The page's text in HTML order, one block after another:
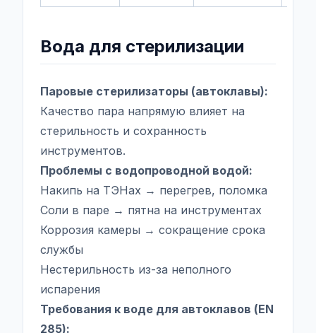
Вода для стерилизации
Паровые стерилизаторы (автоклавы):
Качество пара напрямую влияет на
стерильность и сохранность
инструментов.
Проблемы с водопроводной водой:
Накипь на ТЭНах → перегрев, поломка
Соли в паре → пятна на инструментах
Коррозия камеры → сокращение срока
службы
Нестерильность из-за неполного
испарения
Требования к воде для автоклавов (EN
285):